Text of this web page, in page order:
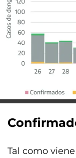
Tal como